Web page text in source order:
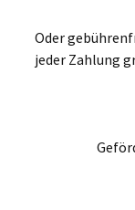
Oder
jeder Zahlung